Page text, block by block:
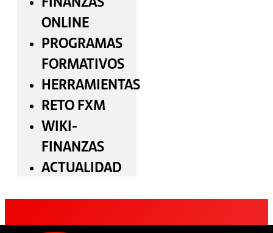
ONLINE
PROGRAMAS
FORMATIVOS
HERRAMIENTAS
RETO FXM
WIKI-
FINANZAS
ACTUALIDAD